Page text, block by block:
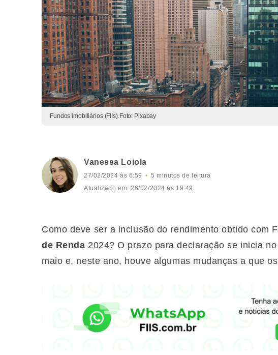
Fundos imobiliários (FIIs).Foto: Pixabay
Vanessa Loiola
27/02/2024 às 6:59
5 minutos de leitura
Atualizado em: 26/02/2024 às 19:49
Como deve ser a inclusão do rendimento obtido com
de Renda 2024? O prazo para declaração se inicia
maio e, neste ano, houve algumas mudanças a que